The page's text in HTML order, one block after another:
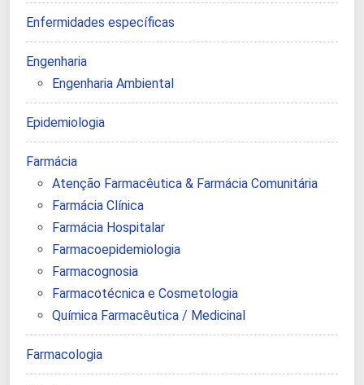
Enfermidades específicas
Engenharia
Engenharia Ambiental
Epidemiologia
Farmácia
Atenção Farmacêutica & Farmácia Comunitária
Farmácia Clínica
Farmácia Hospitalar
Farmacoepidemiologia
Farmacognosia
Farmacotécnica e Cosmetologia
Química Farmacêutica / Medicinal
Farmacologia